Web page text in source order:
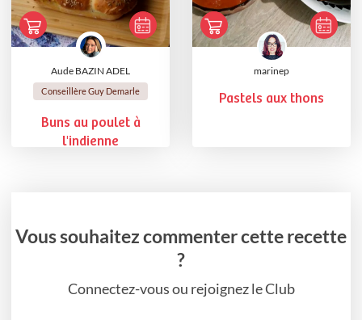
Aude BAZIN ADEL
Conseillère Guy Demarle
Buns au poulet à
l'indienne
marinep
Pastels aux thons
Vous souhaitez commenter cette recette
?
Connectez-vous ou rejoignez le Club